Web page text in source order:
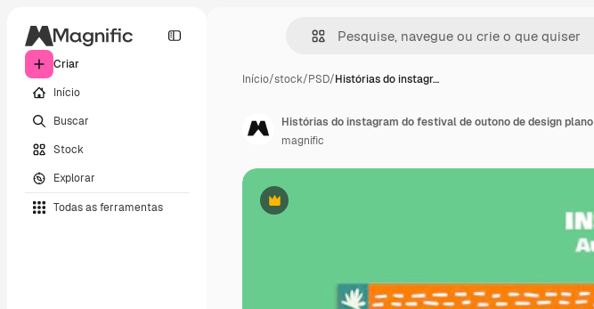
Criar
Início
Buscar
Stock
Explorar
Todas as ferramentas
Início/stock/PSD/Histórias do instagr…
Premium
Histórias do instagram do festival de outono de design plano
magnific